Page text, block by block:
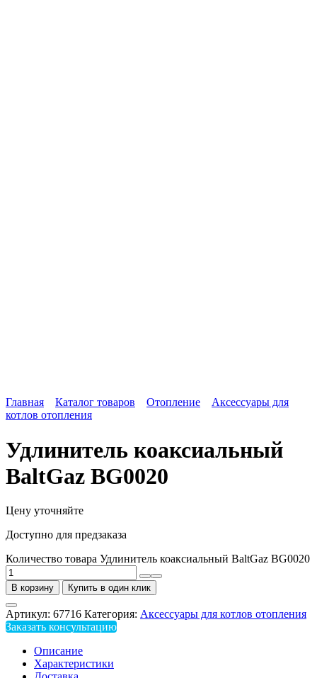
Главная Каталог товаров Отопление
Аксессуары для
котлов отопления
Удлинитель коаксиальный
BaltGaz BG0020
Цену уточняйте
Доступно для предзаказа
Количество товара Удлинитель коаксиальный BaltGaz BG0020
В корзину Купить в один клик
Артикул: 67716 Категория: Аксессуары для котлов отопления
Заказать консультацию
Описание
Характеристики